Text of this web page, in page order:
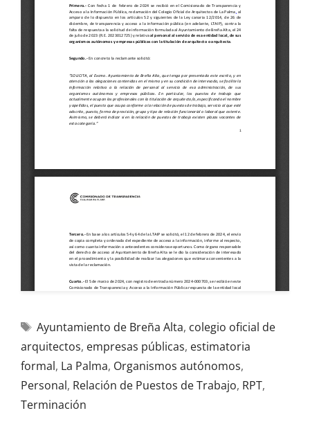
Ayuntamiento de Breña Alta, colegio oficial de
arquitectos, empresas públicas, estimatoria
formal, La Palma, Organismos autónomos,
Personal, Relación de Puestos de Trabajo, RPT,
Terminación